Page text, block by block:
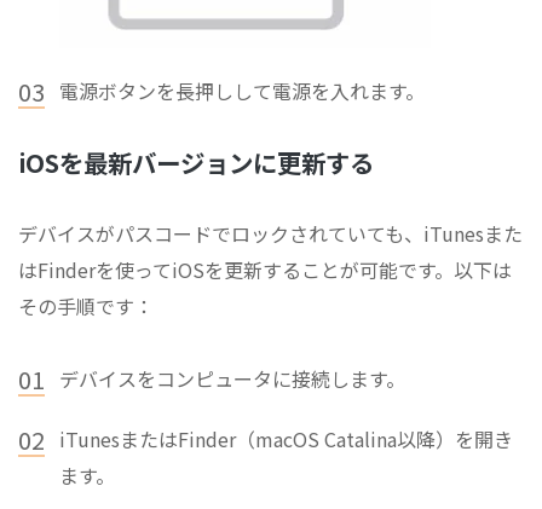
03 電源ボタンを長押しして電源を入れます。
iOSを最新バージョンに更新する
デバイスがパスコードでロックされていても、iTunesまた
はFinderを使ってiOSを更新することが可能です。以下は
その手順です：
01 デバイスをコンピュータに接続します。
02 iTunesまたはFinder（macOS Catalina以降）を開き
ます。